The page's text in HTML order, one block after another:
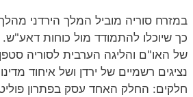
במזרח סוריה מוביל המלך הירדני
כך שיוכלו להתמודד מול כוחות
של האו"ם והליגה הערבית לסוריה
נציגים רשמיים של ירדן ושל איחוד
חלקים: החלק האחד עסק בפתרון